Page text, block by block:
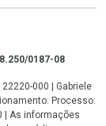
0187-08
000 | Gabriele
Processo:
| As informações